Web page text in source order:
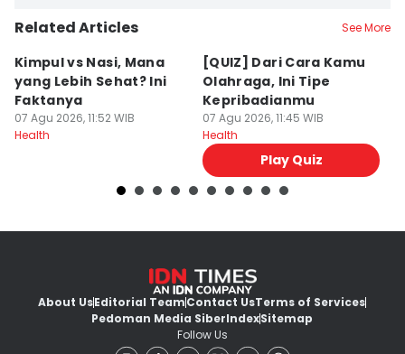
Related Articles See More
Kimpul vs Nasi, Mana
yang Lebih Sehat? Ini
Faktanya
07 Agu 2026, 11:52 WIB
Health
[QUIZ] Dari Cara Kamu
Olahraga, Ini Tipe
Kepribadianmu
07 Agu 2026, 11:45 WIB
Health
Play Quiz
About UsEditorial TeamContact UsTerms of Services
Pedoman Media SiberIndexSitemap
Follow Us